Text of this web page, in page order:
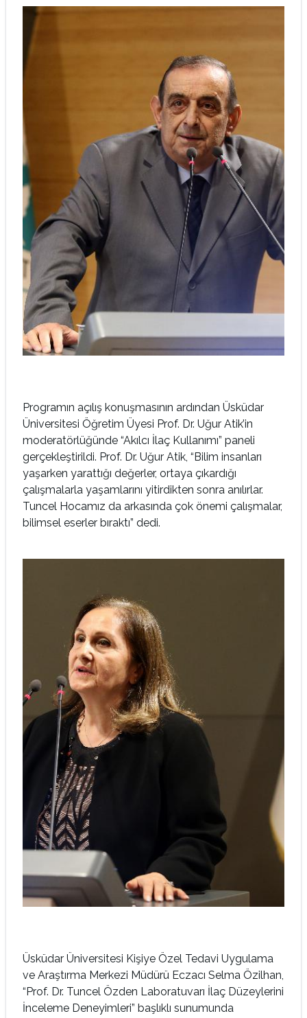
Programın açılış konuşmasının ardından Üsküdar
Üniversitesi Öğretim Üyesi Prof. Dr. Uğur Atik’in
moderatörlüğünde “Akılcı İlaç Kullanımı” paneli
gerçekleştirildi. Prof. Dr. Uğur Atik, “Bilim insanları
yaşarken yarattığı değerler, ortaya çıkardığı
çalışmalarla yaşamlarını yitirdikten sonra anılırlar.
Tuncel Hocamız da arkasında çok önemi çalışmalar,
bilimsel eserler bıraktı” dedi.
Üsküdar Üniversitesi Kişiye Özel Tedavi Uygulama
ve Araştırma Merkezi Müdürü Eczacı Selma Özilhan,
“Prof. Dr. Tuncel Özden Laboratuvarı İlaç Düzeylerini
İnceleme Deneyimleri” başlıklı sunumunda